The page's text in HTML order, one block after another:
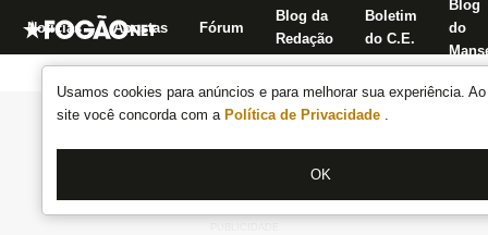
Usamos cookies para anúncios e para melhorar sua experiência.
site você concorda com a Política de Privacidade .
OK
Notícias Apostas Fórum
Blog da
Redação
Boletim
do C.E.
Blog
do